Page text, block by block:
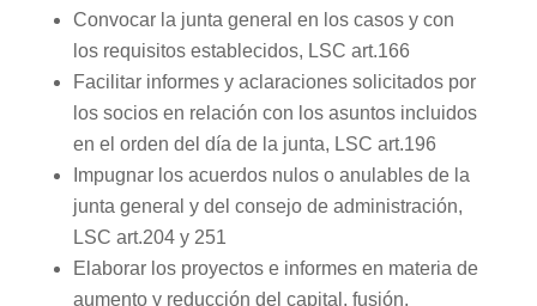
Convocar la junta general en los casos y con
los requisitos establecidos, LSC art.166
Facilitar informes y aclaraciones solicitados por
los socios en relación con los asuntos incluidos
en el orden del día de la junta, LSC art.196
Impugnar los acuerdos nulos o anulables de la
junta general y del consejo de administración,
LSC art.204 y 251
Elaborar los proyectos e informes en materia de
aumento y reducción del capital, fusión,